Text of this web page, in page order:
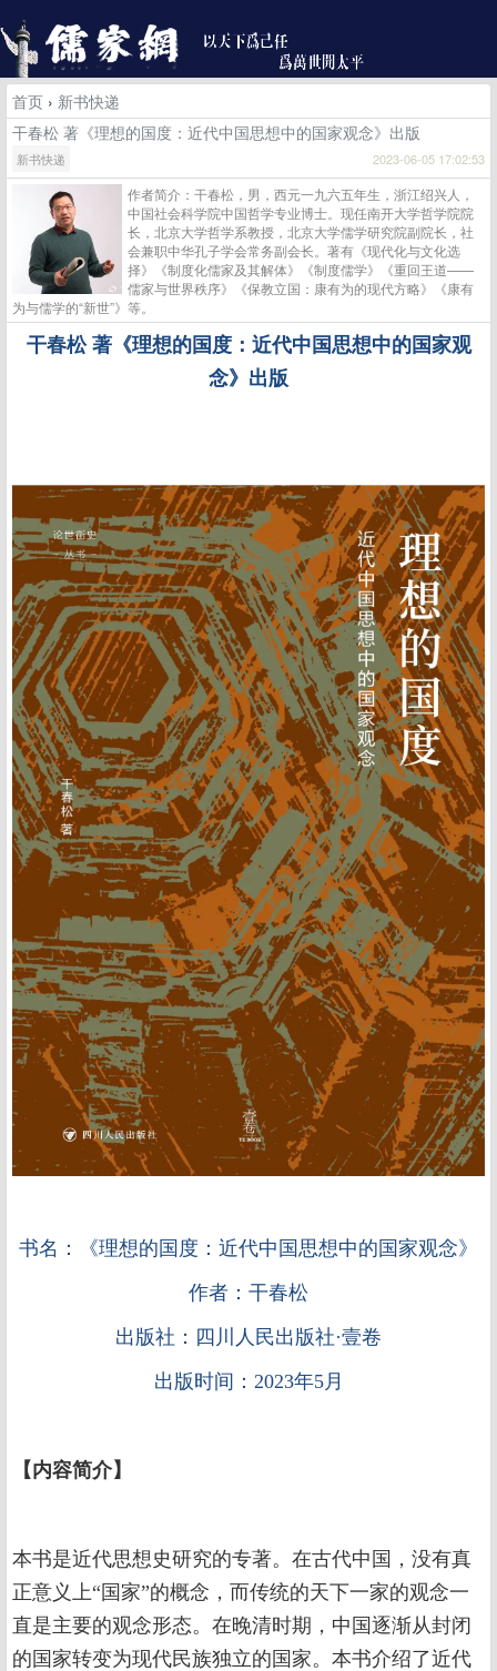
首页 › 新书快递
干春松 著《理想的国度：近代中国思想中的国家观念》出版
新书快递 2023-06-05 17:02:53
作者简介：干春松，男，西元一九六五年生，浙江绍兴人，
中国社会科学院中国哲学专业博士。现任南开大学哲学院院
长，北京大学哲学系教授，北京大学儒学研究院副院长，社
会兼职中华孔子学会常务副会长。著有《现代化与文化选
择》《制度化儒家及其解体》《制度儒学》《重回王道——
儒家与世界秩序》《保教立国：康有为的现代方略》《康有
为与儒学的“新世”》等。
干春松 著《理想的国度：近代中国思想中的国家观
念》出版
书名：《理想的国度：近代中国思想中的国家观念》
作者：干春松
出版社： 四川人民出版社·壹卷
出版时间： 2023年5月
【内容简介】
本书是近代思想史研究的专著。在古代中国，没有真
正意义上“国家”的概念，而传统的天下一家的观念一
直是主要的观念形态。在晚清时期，中国逐渐从封闭
的国家转变为现代民族独立的国家。本书介绍了近代